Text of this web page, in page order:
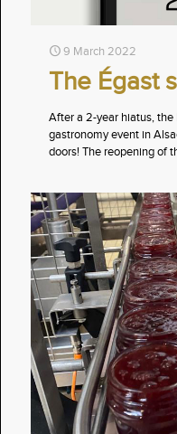
9 March 2022
The Égast
After a 2-year hiatus, the
gastronomy event in
doors! The reopening of